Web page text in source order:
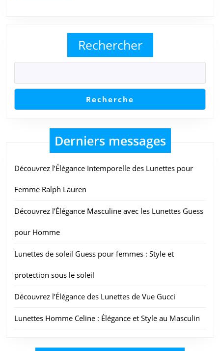
Rechercher
Recherche
Derniers messages
Découvrez l’Élégance Intemporelle des Lunettes pour
Femme Ralph Lauren
Découvrez l’Élégance Masculine avec les Lunettes Guess
pour Homme
Lunettes de soleil Guess pour femmes : Style et
protection sous le soleil
Découvrez l’Élégance des Lunettes de Vue Gucci
Lunettes Homme Celine : Élégance et Style au Masculin